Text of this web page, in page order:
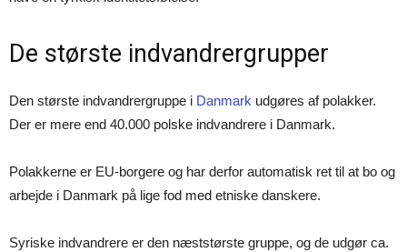
De største indvandrergrupper
Den største indvandrergruppe i Danmark udgøres af polakker.
Der er mere end 40.000 polske indvandrere i Danmark.
Polakkerne er EU-borgere og har derfor automatisk ret til at bo og
arbejde i Danmark på lige fod med etniske danskere.
Syriske indvandrere er den næststørste gruppe, og de udgør ca.